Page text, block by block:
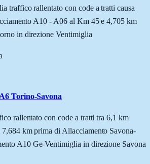
traffico rallentato con code a tratti causa
A10 - A06 al Km 45 e 4,705 km
in direzione Ventimiglia
Torino-Savona
rallentato con code a tratti tra 6,1 km
km prima di Allacciamento Savona-
A10 Ge-Ventimiglia in direzione Savona